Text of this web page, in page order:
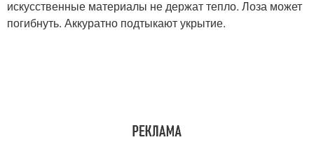
искусственные материалы не держат тепло. Лоза может
погибнуть. Аккуратно подтыкают укрытие.